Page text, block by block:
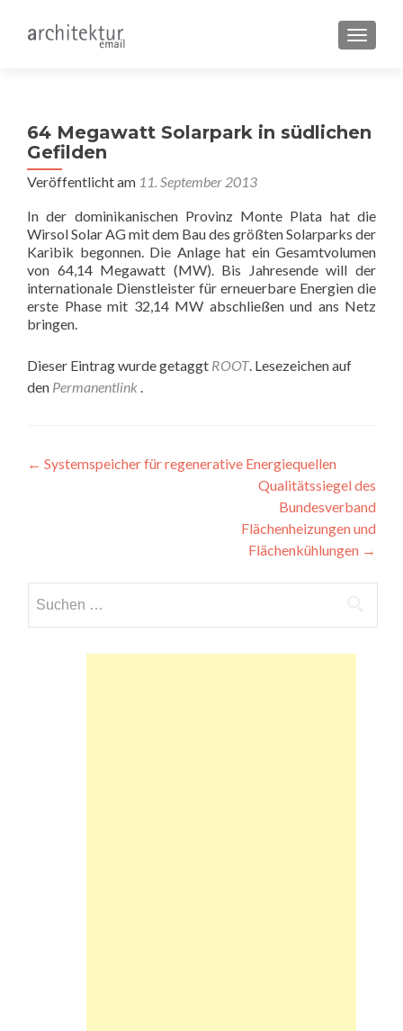
64 Megawatt Solarpark in südlichen
Gefilden
Veröffentlicht am 11. September 2013
In der dominikanischen Provinz Monte Plata hat die
Wirsol Solar AG mit dem Bau des größten Solarparks der
Karibik begonnen. Die Anlage hat ein Gesamtvolumen
von 64,14 Megawatt (MW). Bis Jahresende will der
internationale Dienstleister für erneuerbare Energien die
erste Phase mit 32,14 MW abschließen und ans Netz
bringen.
Dieser Eintrag wurde getaggt ROOT. Lesezeichen auf
den Permanentlink .
Beitragsnavigation
← Systemspeicher für regenerative Energiequellen
Qualitätssiegel des
Bundesverband
Flächenheizungen und
Flächenkühlungen →
nach: